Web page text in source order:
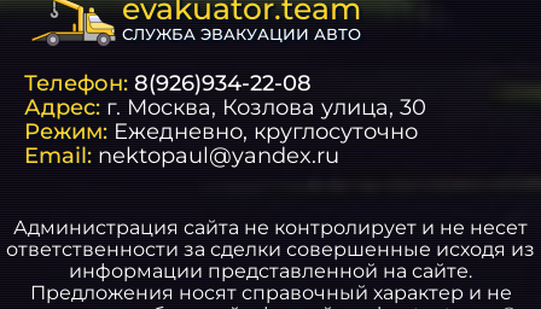
evakuator.team
СЛУЖБА ЭВАКУАЦИИ АВТО
Телефон: 8(926)934-22-08
Адрес: г. Москва, Козлова улица, 30
Режим: Ежедневно, круглосуточно
Email: nektopaul@yandex.ru
Администрация сайта не контролирует и не несет
ответственности за сделки совершенные исходя из
информации представленной на сайте.
Предложения носят справочный характер и не